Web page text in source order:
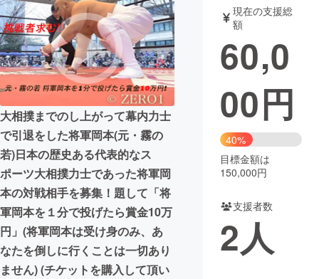
アート・写真 音楽
テクノロジー・ガジェット ゲーム・
映像・映画 書籍・雑誌
ビジネス・起業 チャレンジ
まちづくり・地域活性化
CAMPFIRE for Social Good
CAMPFIRE Creation
CAMPFIREふるさと納税
コミュニティ
大相撲までのし上がって幕内力士
で引退をした将軍岡本(元・霧の
若)日本の歴史ある代表的なス
ポーツ大相撲力士であった将軍岡
本の対戦相手を募集！題して「将
軍岡本を１分で投げたら賞金10万
円」(将軍岡本は受け身のみ、あ
なたを倒しに行くことは一切あり
ません) (チケットを購入して頂い
現在の支援総
額
60,0
00円
40%
目標金額は
150,000円
支援者数
2人